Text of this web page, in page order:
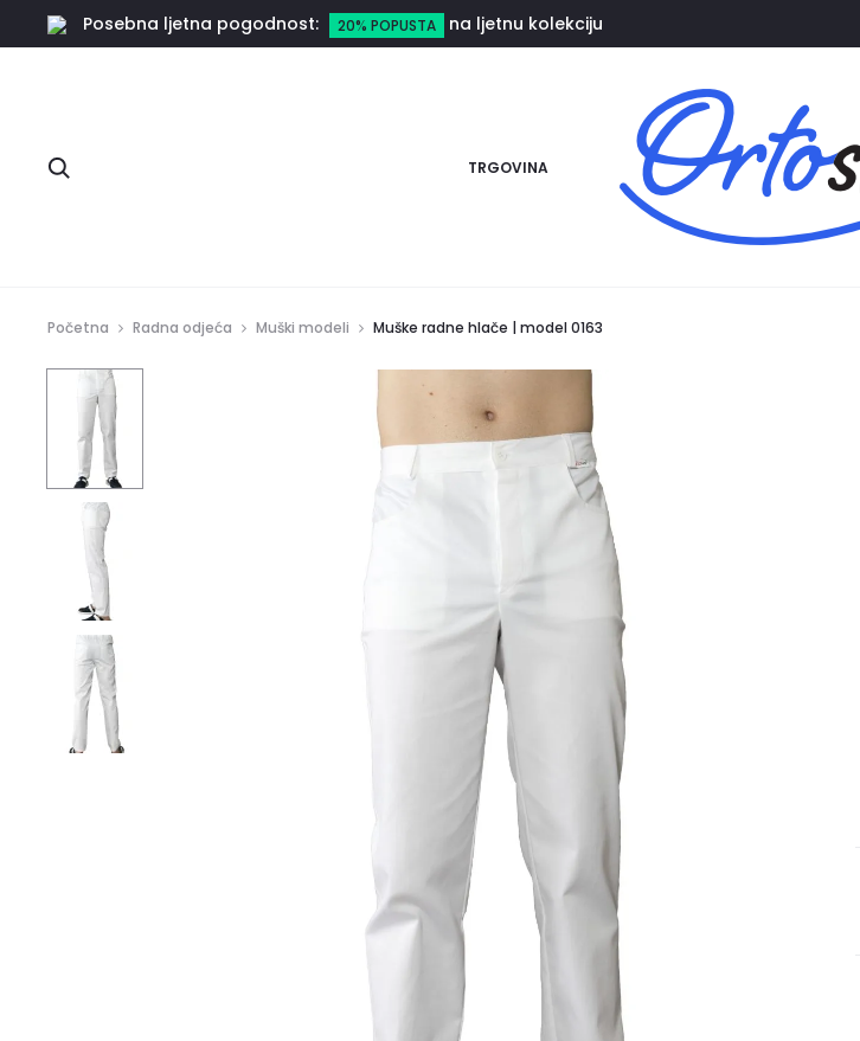
Posebna ljetna pogodnost: 20% POPUSTA na ljetnu kolekciju
TRGOVINA
Početna Radna odjeća Muški modeli Muške radne hlače | model 0163